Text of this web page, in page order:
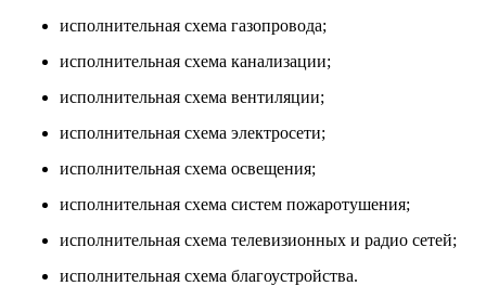
исполнительная схема газопровода;
исполнительная схема канализации;
исполнительная схема вентиляции;
исполнительная схема электросети;
исполнительная схема освещения;
исполнительная схема систем пожаротушения;
исполнительная схема телевизионных и радио сетей;
исполнительная схема благоустройства.